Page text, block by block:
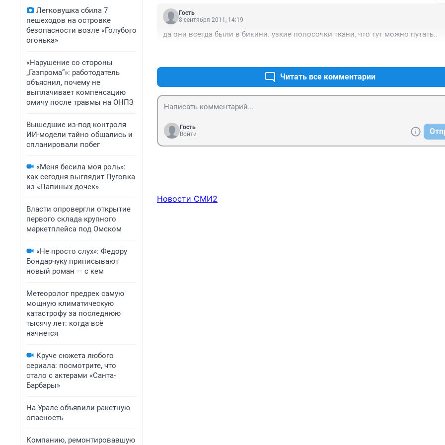
Легковушка сбила 7
пешеходов на островке
безопасности возле «Голубого
огонька»
«Нарушение со стороны
„Газпрома“»: работодатель
объяснил, почему не
выплачивает компенсацию
омичу после травмы на ОНПЗ
Вышедшие из-под контроля
ИИ-модели тайно общались и
спланировали побег
«Меня бесила моя роль»:
как сегодня выглядит Пуговка
из «Папиных дочек»
Власти опровергли открытие
первого склада крупного
маркетплейса под Омском
«Не просто слух»: Федору
Бондарчуку приписывают
новый роман — с кем
Метеоролог предрек самую
мощную климатическую
катастрофу за последнюю
тысячу лет: когда всё
начнется
Круче сюжета любого
сериала: посмотрите, что
стало с актерами «Санта-
Барбары»
На Урале объявили ракетную
опасность
Компанию, ремонтировавшую
Гость
8 сентября 2011, 14:19
да они всегда были в бикини. узкие полосочки ткани, что тут можно путать..
Читать все комментарии
Гость
Войти
Новости СМИ2